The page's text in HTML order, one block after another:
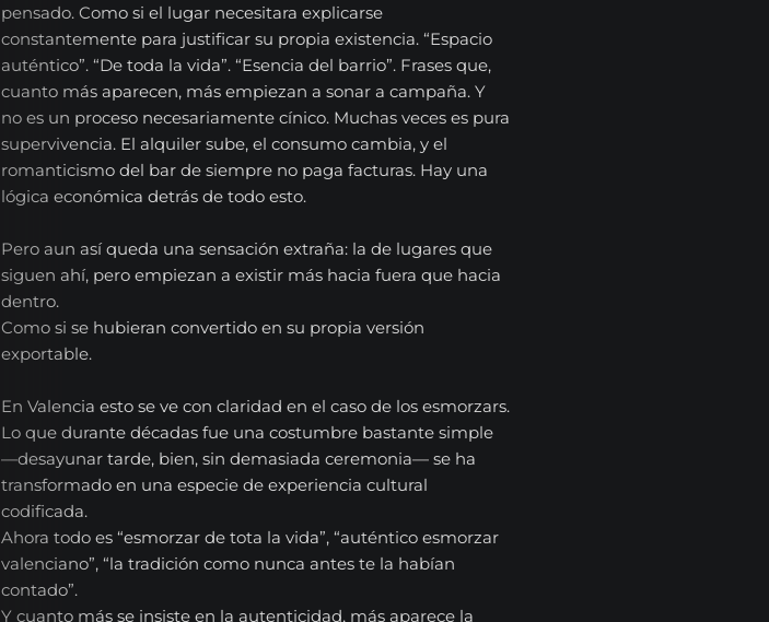
pensado. Como si el lugar necesitara explicarse
constantemente para justificar su propia existencia. “Espacio
auténtico”. “De toda la vida”. “Esencia del barrio”. Frases que,
cuanto más aparecen, más empiezan a sonar a campaña. Y
no es un proceso necesariamente cínico. Muchas veces es pura
supervivencia. El alquiler sube, el consumo cambia, y el
romanticismo del bar de siempre no paga facturas. Hay una
lógica económica detrás de todo esto.
Pero aun así queda una sensación extraña: la de lugares que
siguen ahí, pero empiezan a existir más hacia fuera que hacia
dentro.
Como si se hubieran convertido en su propia versión
exportable.
En Valencia esto se ve con claridad en el caso de los esmorzars.
Lo que durante décadas fue una costumbre bastante simple
—desayunar tarde, bien, sin demasiada ceremonia— se ha
transformado en una especie de experiencia cultural
codificada.
Ahora todo es “esmorzar de tota la vida”, “auténtico esmorzar
valenciano”, “la tradición como nunca antes te la habían
contado”.
Y cuanto más se insiste en la autenticidad, más aparece la